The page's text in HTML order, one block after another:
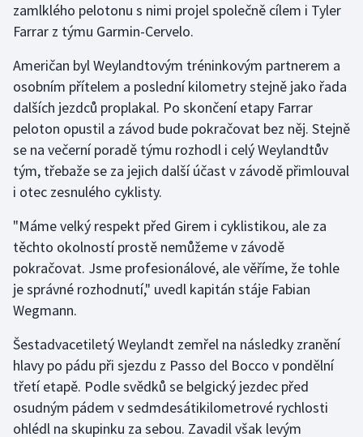
Moderní pětiboj
Motorsport
Olympijské hry
Parasport
Plavání
Ragby
Rychlobruslení
Short track
Sportovní střelba
zamlklého pelotonu s nimi projel společně cílem i Tyler
Farrar z týmu Garmin-Cervelo.
Američan byl Weylandtovým tréninkovým partnerem a
osobním přítelem a poslední kilometry stejně jako řada
dalších jezdců proplakal. Po skončení etapy Farrar
peloton opustil a závod bude pokračovat bez něj. Stejně
se na večerní poradě týmu rozhodl i celý Weylandtův
tým, třebaže se za jejich další účast v závodě přimlouval
i otec zesnulého cyklisty.
"Máme velký respekt před Girem i cyklistikou, ale za
těchto okolností prostě nemůžeme v závodě
pokračovat. Jsme profesionálové, ale věříme, že tohle
je správné rozhodnutí," uvedl kapitán stáje Fabian
Wegmann.
Šestadvacetiletý Weylandt zemřel na následky zranění
hlavy po pádu při sjezdu z Passo del Bocco v pondělní
třetí etapě. Podle svědků se belgický jezdec před
osudným pádem v sedmdesátikilometrové rychlosti
ohlédl na skupinku za sebou. Zavadil však levým